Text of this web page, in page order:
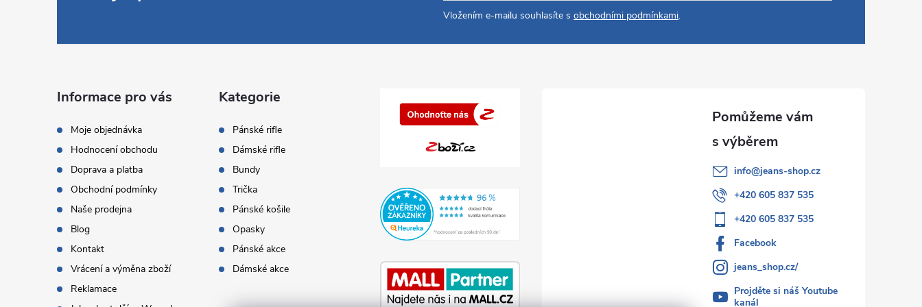
Vložením e-mailu souhlasíte s obchodními podmínkami.
Informace pro vás
Moje objednávka
Hodnocení obchodu
Doprava a platba
Obchodní podmínky
Naše prodejna
Blog
Kontakt
Vrácení a výměna zboží
Reklamace
Kategorie
Pánské rifle
Dámské rifle
Bundy
Trička
Pánské košile
Opasky
Pánské akce
Dámské akce
info@jeans-shop.cz
+420 605 837 535
+420 605 837 535
Facebook
jeans_shop.cz/
Projděte si náš Youtube
kanál